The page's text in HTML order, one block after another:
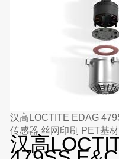
汉高LOCTITE EDAG
传感器 丝网印刷 PET基材
汉高